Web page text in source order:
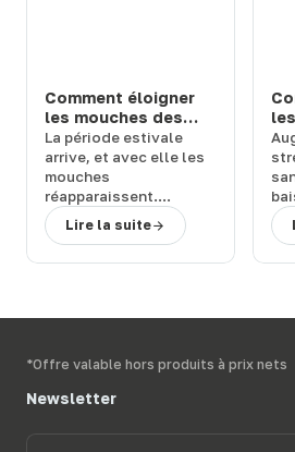
durables
, adaptées à
vos besoins.
Comment éloigner
les mouches des
chevaux et bovins
en prairie : solutions
efficaces
La période estivale
arrive, et avec elle les
mouches
réapparaissent.
Quelles sont les
conséquences de leur
solutions anti-mouche
pour protéger vos
Lire la suite
les
du
*Offre valable hors produits à prix nets
Newsletter